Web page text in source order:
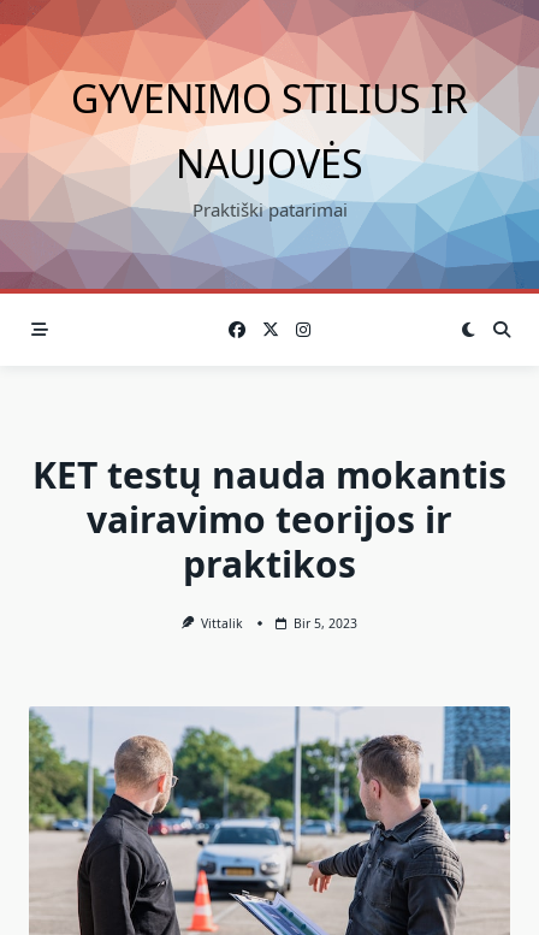
Skip
to
content
GYVENIMO STILIUS IR
NAUJOVĖS
Praktiški patarimai
KET testų nauda mokantis
vairavimo teorijos ir
praktikos
Vittalik Bir 5, 2023